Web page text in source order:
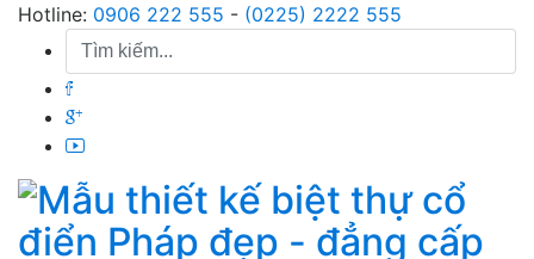
Skip
content
Hotline: 0906 222 555 - (0225) 2222 555